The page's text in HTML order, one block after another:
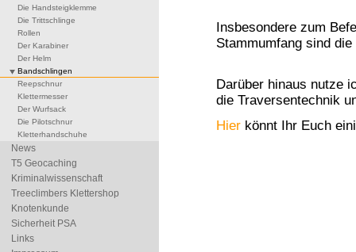
Die Handsteigklemme
Die Trittschlinge
Rollen
Der Karabiner
Der Helm
Bandschlingen
Reepschnur
Klettermesser
Der Wurfsack
Die Pilotschnur
Kletterhandschuhe
News
T5 Geocaching
Kriminalwissenschaft
Treeclimbers Klettershop
Knotenkunde
Sicherheit PSA
Links
Insbesondere zum
Stammumfang sind
Darüber hinaus nutze
die Traversentechnik
Hier könnt Ihr Euch